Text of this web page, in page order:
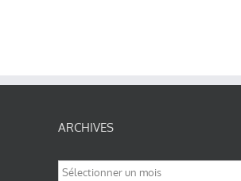
ARCHIVES
Archives